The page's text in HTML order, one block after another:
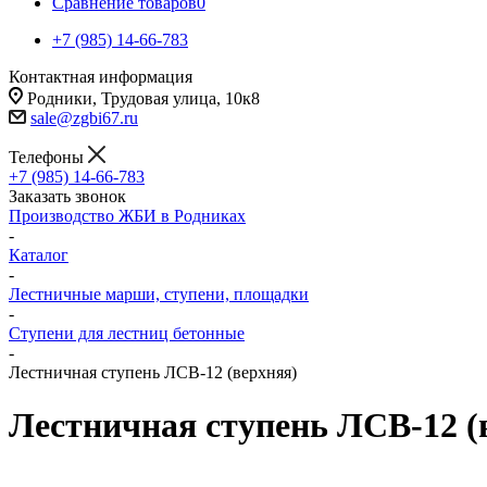
+7 (985) 14-66-783
Контактная информация
Родники, Трудовая улица, 10к8
sale@zgbi67.ru
Телефоны
+7 (985) 14-66-783
Заказать звонок
Производство ЖБИ в Родниках
-
Каталог
-
Лестничные марши, ступени, площадки
-
Ступени для лестниц бетонные
-
Лестничная ступень ЛСВ-12 (верхняя)
Лестничная ступень ЛСВ-12